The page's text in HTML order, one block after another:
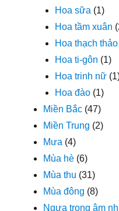
Hoa sữa (1)
Hoa tầm xuân
Hoa thạch thảo
Hoa ti-gôn (1)
Hoa trinh nữ
Hoa đào (1)
Miền Bắc (47)
Miền Trung (2)
Mưa (4)
Mùa hè (6)
Mùa thu (31)
Mùa đông (8)
Ngựa trong âm